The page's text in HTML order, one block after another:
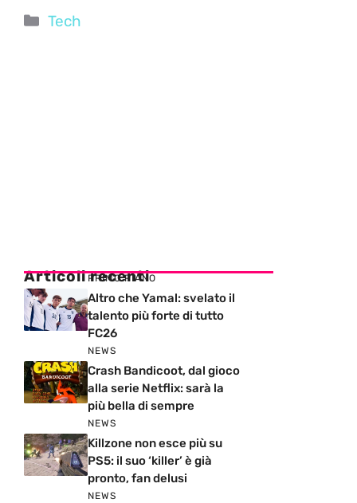
Categorie
Tech
Articoli recenti
PRIMO PIANO
Altro che Yamal: svelato il
talento più forte di tutto
FC26
NEWS
Crash Bandicoot, dal gioco
alla serie Netflix: sarà la
più bella di sempre
NEWS
Killzone non esce più su
PS5: il suo ‘killer’ è già
pronto, fan delusi
NEWS